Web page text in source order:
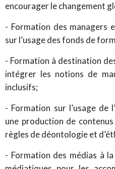
encourager le changement
- Formation des managers
sur l’usage des fonds de
- Formation à destination
intégrer les notions de
inclusifs;
- Formation sur l’usage de
une production de
règles de déontologie et
- Formation des médias à